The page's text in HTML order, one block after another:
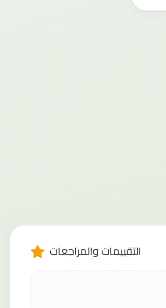
التقييمات والمراجعات